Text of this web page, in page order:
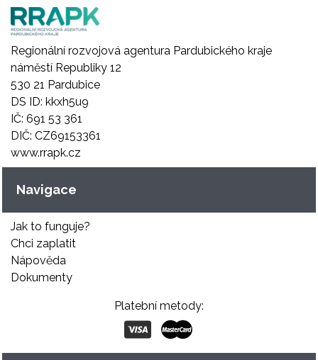
Regionální rozvojová agentura Pardubického kraje
náměstí Republiky 12
530 21 Pardubice
DS ID: kkxh5u9
IČ: 691 53 361
DIČ: CZ69153361
www.rrapk.cz
Navigace
Jak to funguje?
Chci zaplatit
Nápověda
Dokumenty
Platební metody: